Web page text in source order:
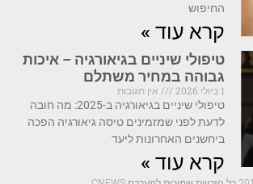
החיפוש
קרא עוד »
טיפולי שיניים בגיאורגיה – איכות
גבוהה במחיר משתלם
1 ביולי 2026
אין תגובות
טיפולי שיניים בגיאורגיה ב-2025: מה חובה
לדעת לפני שמזמינים טיסה גיאורגיה הפכה
ביחשנים האחרונות ליעד
קרא עוד »